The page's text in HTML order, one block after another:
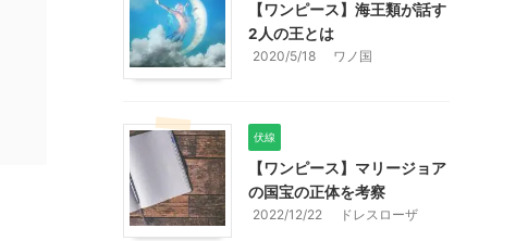
【ワンピース】海王類が話す
2人の王とは
2020/5/18 ワノ国
伏線
【ワンピース】マリージョア
の国宝の正体を考察
2022/12/22 ドレスローザ